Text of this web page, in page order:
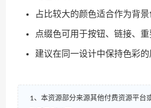
占比较大的颜色适合作为背
点缀色可用于按钮、链接、
建议在同一设计中保持色彩
1、本资源部分来源其他付费资源平台